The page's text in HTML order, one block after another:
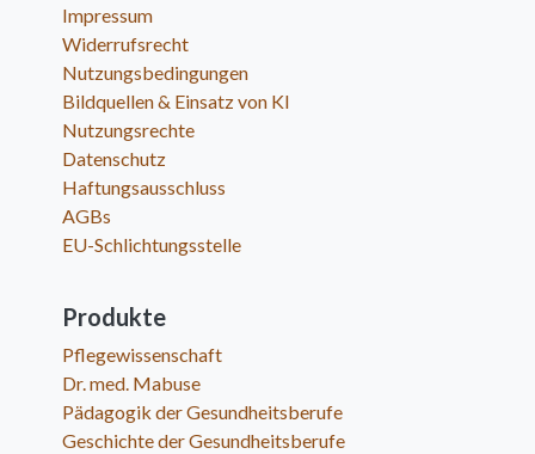
Impressum
Widerrufsrecht
Nutzungsbedingungen
Bildquellen & Einsatz von KI
Nutzungsrechte
Datenschutz
Haftungsausschluss
AGBs
EU-Schlichtungsstelle
Produkte
Pflegewissenschaft
Dr. med. Mabuse
Pädagogik der Gesundheitsberufe
Geschichte der Gesundheitsberufe